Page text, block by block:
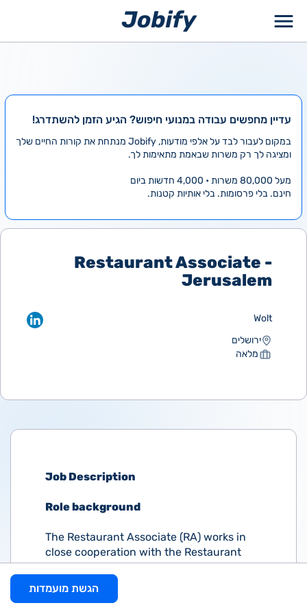
עדיין מחפשים עבודה במנועי חיפוש? הגיע הזמן להשתדרג!
במקום לעבור לבד על אלפי מודעות, Jobify מנתחת את קורות החיים שלך
ומציגה לך רק משרות שבאמת מתאימות לך.
מעל 80,000 משרות • 4,000 חדשות ביום
חינם. בלי פרסומות. בלי אותיות קטנות.
Restaurant Associate -
Jerusalem
Wolt
ירושלים
מלאה
Job Description
Role background
The Restaurant Associate (RA) works in
close cooperation with the Restaurant
Development Managers and Support
Associates to help our restaurant
partners maximize their opportunity for
הגשת מועמדות